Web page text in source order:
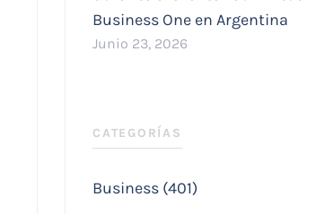
Business One en Argentina
Junio 23, 2026
CATEGORÍAS
Business (401)